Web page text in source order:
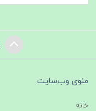
منوی وب‌سایت
خانه